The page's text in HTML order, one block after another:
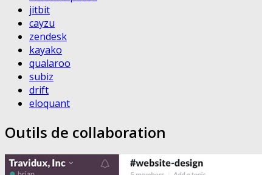
jitbit
cayzu
zendesk
kayako
qualaroo
subiz
drift
eloquant
Outils de collaboration